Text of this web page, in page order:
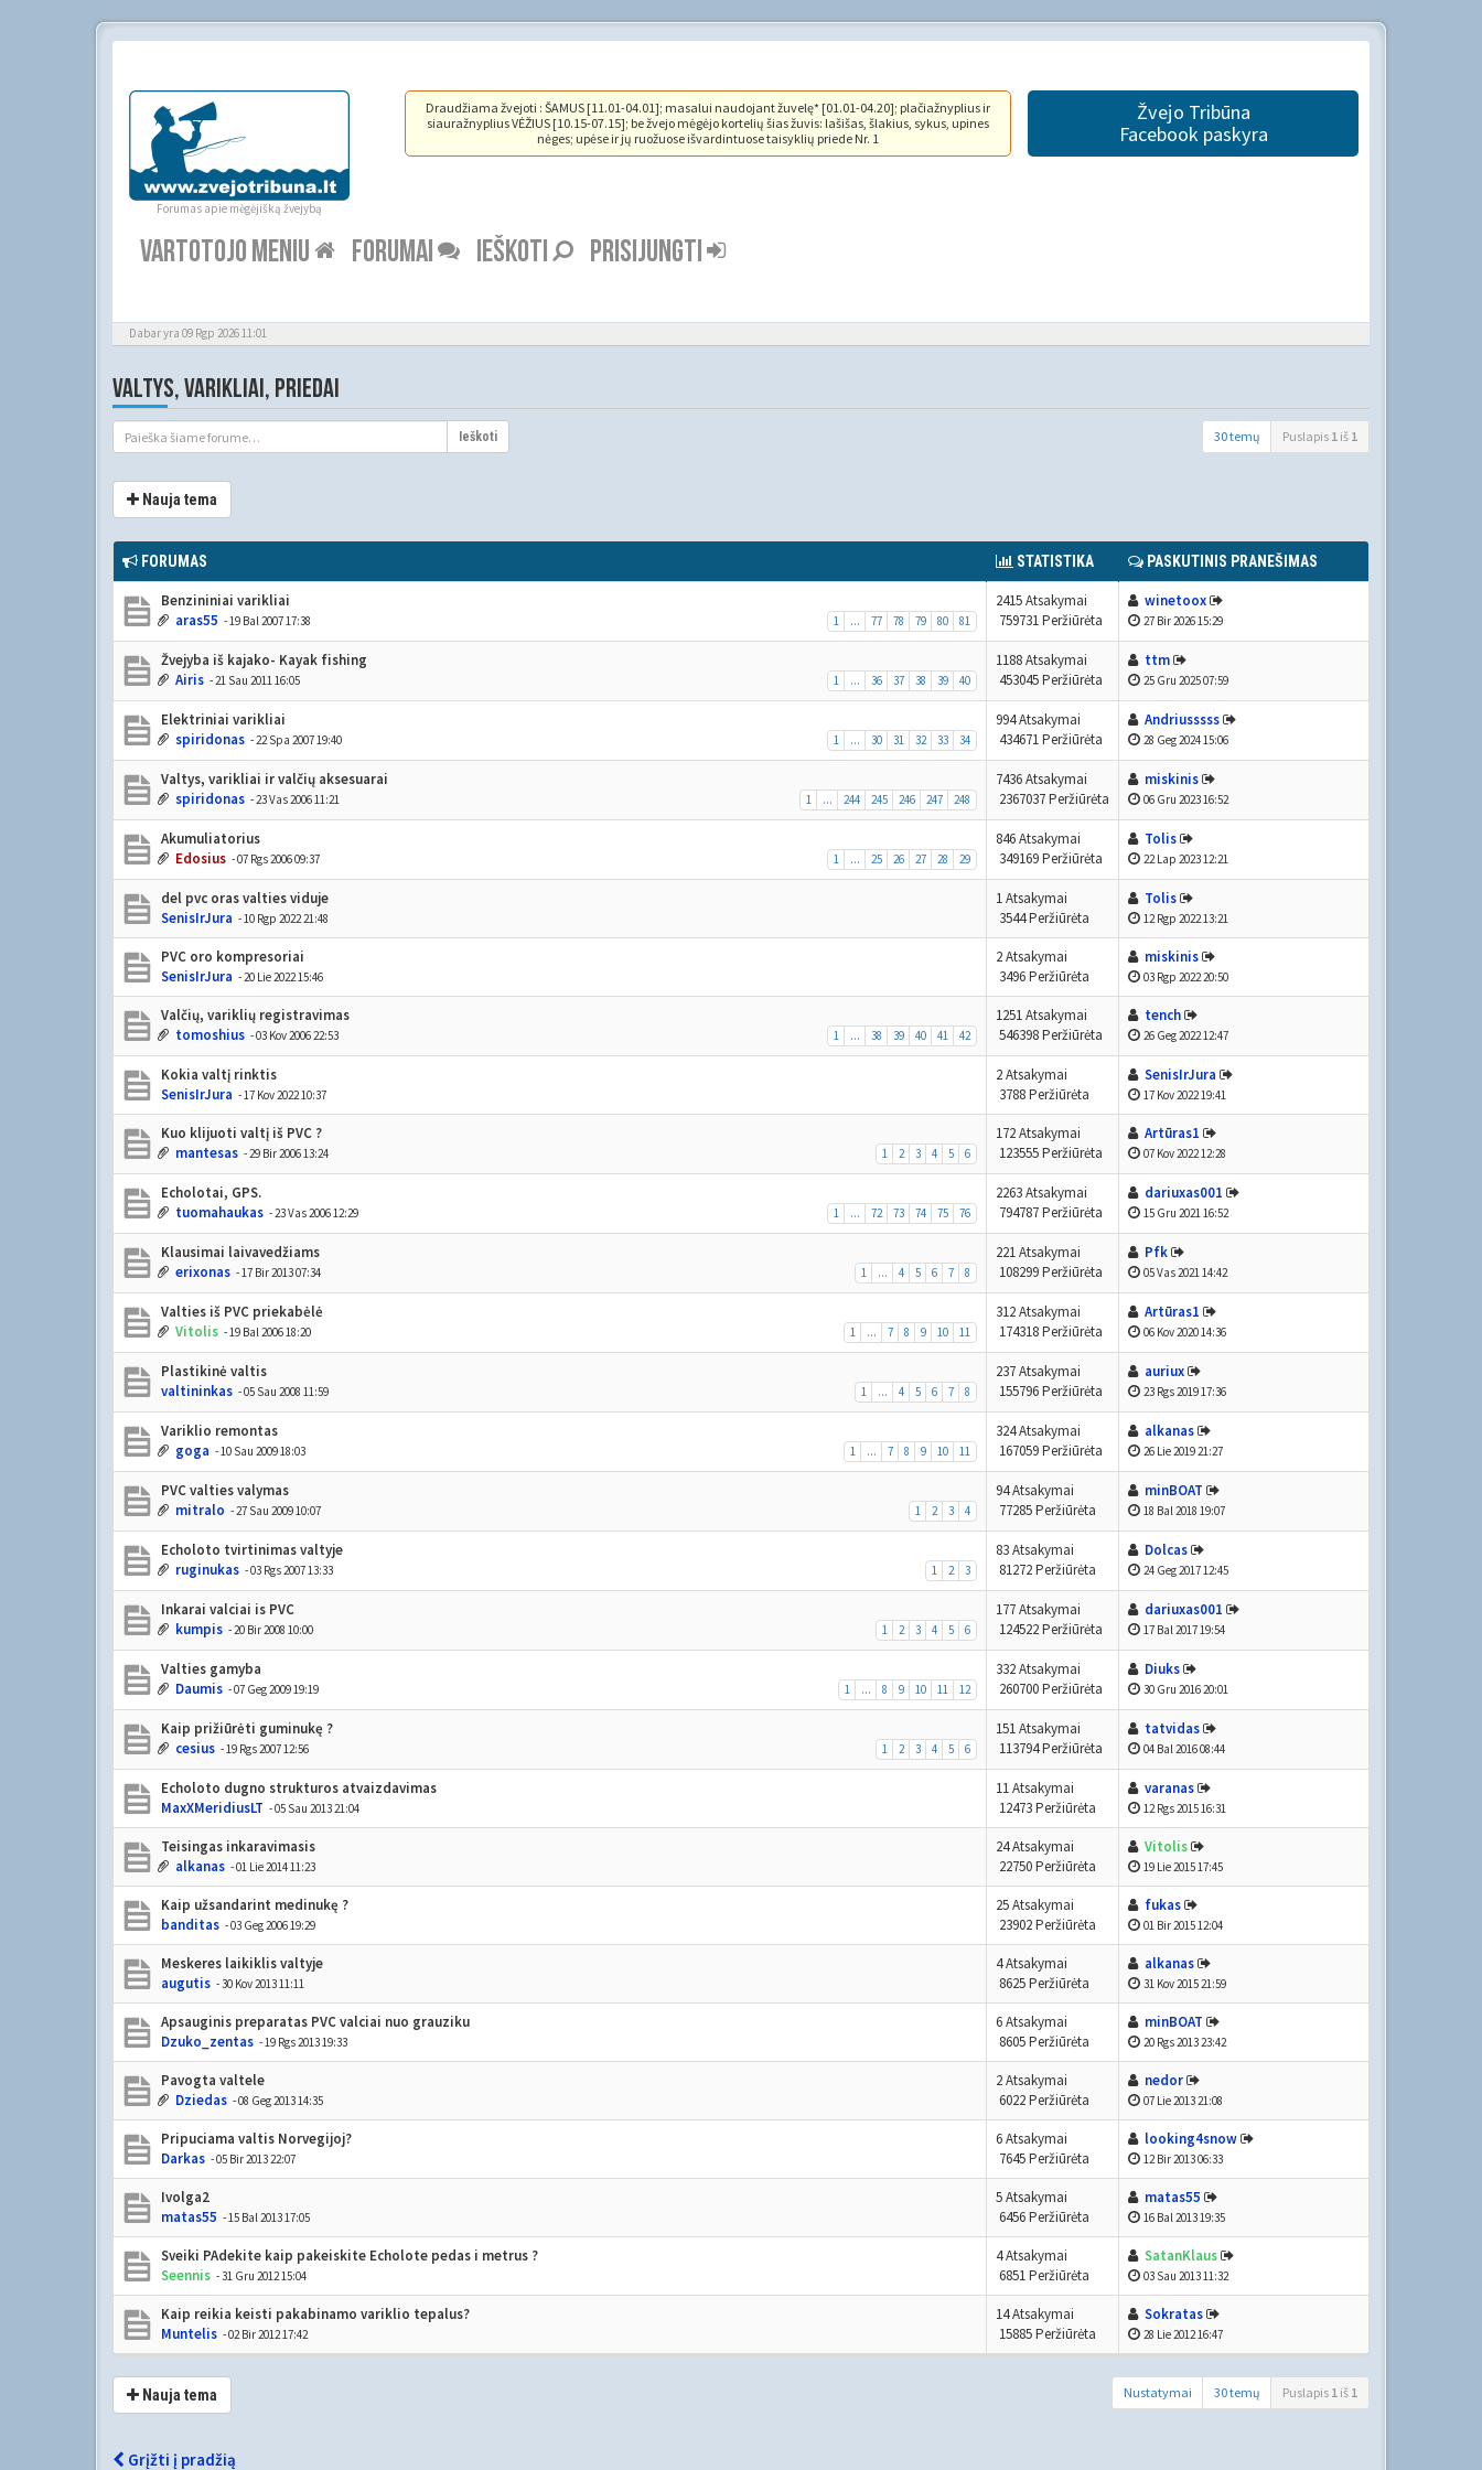
Forumas apie mėgėjišką žvejybą
Draudžiama žvejoti : ŠAMUS [11.01-04.01]; masalui naudojant žuvelę* [01.01-04.20]; plačiažnyplius ir
siauražnyplius VĖŽIUS [10.15-07.15]; be žvejo mėgėjo kortelių šias žuvis: lašišas, šlakius, sykus, upines
nėges; upėse ir jų ruožuose išvardintuose taisyklių priede Nr. 1
Žvejo Tribūna
Facebook paskyra
VARTOTOJO MENIU FORUMAI IEŠKOTI PRISIJUNGTI
Dabar yra 09 Rgp 2026 11:01
VALTYS, VARIKLIAI, PRIEDAI
Ieškoti 30 temų Puslapis 1 iš 1
Nauja tema
FORUMAS STATISTIKA PASKUTINIS PRANEŠIMAS
Benzininiai varikliai
1 ... 77 78 79 80 81
aras55 - 19 Bal 2007 17:38
2415 Atsakymai
759731 Peržiūrėta
winetoox
27 Bir 2026 15:29
Žvejyba iš kajako- Kayak fishing
1 ... 36 37 38 39 40
Airis - 21 Sau 2011 16:05
1188 Atsakymai
453045 Peržiūrėta
ttm
25 Gru 2025 07:59
Elektriniai varikliai
1 ... 30 31 32 33 34
spiridonas - 22 Spa 2007 19:40
994 Atsakymai
434671 Peržiūrėta
Andriusssss
28 Geg 2024 15:06
Valtys, varikliai ir valčių aksesuarai
1 ... 244 245 246 247 248
spiridonas - 23 Vas 2006 11:21
7436 Atsakymai
2367037 Peržiūrėta
miskinis
06 Gru 2023 16:52
Akumuliatorius
1 ... 25 26 27 28 29
Edosius - 07 Rgs 2006 09:37
846 Atsakymai
349169 Peržiūrėta
Tolis
22 Lap 2023 12:21
del pvc oras valties viduje
SenisIrJura - 10 Rgp 2022 21:48
1 Atsakymai
3544 Peržiūrėta
Tolis
12 Rgp 2022 13:21
PVC oro kompresoriai
SenisIrJura - 20 Lie 2022 15:46
2 Atsakymai
3496 Peržiūrėta
miskinis
03 Rgp 2022 20:50
Valčių, variklių registravimas
1 ... 38 39 40 41 42
tomoshius - 03 Kov 2006 22:53
1251 Atsakymai
546398 Peržiūrėta
tench
26 Geg 2022 12:47
Kokia valtį rinktis
SenisIrJura - 17 Kov 2022 10:37
2 Atsakymai
3788 Peržiūrėta
SenisIrJura
17 Kov 2022 19:41
Kuo klijuoti valtį iš PVC ?
1 2 3 4 5 6
mantesas - 29 Bir 2006 13:24
172 Atsakymai
123555 Peržiūrėta
Artūras1
07 Kov 2022 12:28
Echolotai, GPS.
1 ... 72 73 74 75 76
tuomahaukas - 23 Vas 2006 12:29
2263 Atsakymai
794787 Peržiūrėta
dariuxas001
15 Gru 2021 16:52
Klausimai laivavedžiams
1 ... 4 5 6 7 8
erixonas - 17 Bir 2013 07:34
221 Atsakymai
108299 Peržiūrėta
Pfk
05 Vas 2021 14:42
Valties iš PVC priekabėlė
1 ... 7 8 9 10 11
Vitolis - 19 Bal 2006 18:20
312 Atsakymai
174318 Peržiūrėta
Artūras1
06 Kov 2020 14:36
Plastikinė valtis
1 ... 4 5 6 7 8
valtininkas - 05 Sau 2008 11:59
237 Atsakymai
155796 Peržiūrėta
auriux
23 Rgs 2019 17:36
Variklio remontas
1 ... 7 8 9 10 11
goga - 10 Sau 2009 18:03
324 Atsakymai
167059 Peržiūrėta
alkanas
26 Lie 2019 21:27
PVC valties valymas
1 2 3 4
mitralo - 27 Sau 2009 10:07
94 Atsakymai
77285 Peržiūrėta
minBOAT
18 Bal 2018 19:07
Echoloto tvirtinimas valtyje
1 2 3
ruginukas - 03 Rgs 2007 13:33
83 Atsakymai
81272 Peržiūrėta
Dolcas
24 Geg 2017 12:45
Inkarai valciai is PVC
1 2 3 4 5 6
kumpis - 20 Bir 2008 10:00
177 Atsakymai
124522 Peržiūrėta
dariuxas001
17 Bal 2017 19:54
Valties gamyba
1 ... 8 9 10 11 12
Daumis - 07 Geg 2009 19:19
332 Atsakymai
260700 Peržiūrėta
Diuks
30 Gru 2016 20:01
Kaip prižiūrėti guminukę ?
1 2 3 4 5 6
cesius - 19 Rgs 2007 12:56
151 Atsakymai
113794 Peržiūrėta
tatvidas
04 Bal 2016 08:44
Echoloto dugno strukturos atvaizdavimas
MaxXMeridiusLT - 05 Sau 2013 21:04
11 Atsakymai
12473 Peržiūrėta
varanas
12 Rgs 2015 16:31
Teisingas inkaravimasis
alkanas - 01 Lie 2014 11:23
24 Atsakymai
22750 Peržiūrėta
Vitolis
19 Lie 2015 17:45
Kaip užsandarint medinukę ?
banditas - 03 Geg 2006 19:29
25 Atsakymai
23902 Peržiūrėta
fukas
01 Bir 2015 12:04
Meskeres laikiklis valtyje
augutis - 30 Kov 2013 11:11
4 Atsakymai
8625 Peržiūrėta
alkanas
31 Kov 2015 21:59
Apsauginis preparatas PVC valciai nuo grauziku
Dzuko_zentas - 19 Rgs 2013 19:33
6 Atsakymai
8605 Peržiūrėta
minBOAT
20 Rgs 2013 23:42
Pavogta valtele
Dziedas - 08 Geg 2013 14:35
2 Atsakymai
6022 Peržiūrėta
nedor
07 Lie 2013 21:08
Pripuciama valtis Norvegijoj?
Darkas - 05 Bir 2013 22:07
6 Atsakymai
7645 Peržiūrėta
looking4snow
12 Bir 2013 06:33
Ivolga2
matas55 - 15 Bal 2013 17:05
5 Atsakymai
6456 Peržiūrėta
matas55
16 Bal 2013 19:35
Sveiki PAdekite kaip pakeiskite Echolote pedas i metrus ?
Seennis - 31 Gru 2012 15:04
4 Atsakymai
6851 Peržiūrėta
SatanKlaus
03 Sau 2013 11:32
Kaip reikia keisti pakabinamo variklio tepalus?
Muntelis - 02 Bir 2012 17:42
14 Atsakymai
15885 Peržiūrėta
Sokratas
28 Lie 2012 16:47
Nauja tema Nustatymai 30 temų Puslapis 1 iš 1
Grįžti į pradžią